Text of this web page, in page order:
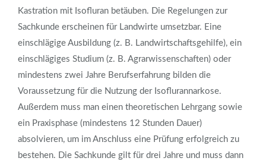
Kastration mit Isofluran betäuben. Die Regelungen zur
Sachkunde erscheinen für Landwirte umsetzbar. Eine
einschlägige Ausbildung (z. B. Landwirtschaftsgehilfe), ein
einschlägiges Studium (z. B. Agrarwissenschaften) oder
mindestens zwei Jahre Berufserfahrung bilden die
Voraussetzung für die Nutzung der Isoflurannarkose.
Außerdem muss man einen theoretischen Lehrgang sowie
ein Praxisphase (mindestens 12 Stunden Dauer)
absolvieren, um im Anschluss eine Prüfung erfolgreich zu
bestehen. Die Sachkunde gilt für drei Jahre und muss dann